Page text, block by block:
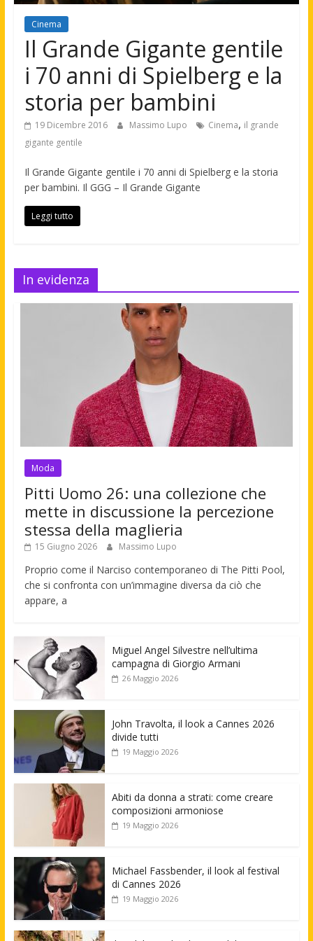
Cinema
Il Grande Gigante gentile
i 70 anni di Spielberg e la
storia per bambini
19 Dicembre 2016 Massimo Lupo Cinema, il grande
gigante gentile
Il Grande Gigante gentile i 70 anni di Spielberg e la storia
per bambini. Il GGG – Il Grande Gigante
Leggi tutto
In evidenza
Moda
Pitti Uomo 26: una collezione che
mette in discussione la percezione
stessa della maglieria
15 Giugno 2026 Massimo Lupo
Proprio come il Narciso contemporaneo di The Pitti Pool,
che si confronta con un’immagine diversa da ciò che
appare, a
Miguel Angel Silvestre nell’ultima
campagna di Giorgio Armani
26 Maggio 2026
John Travolta, il look a Cannes 2026
divide tutti
19 Maggio 2026
Abiti da donna a strati: come creare
composizioni armoniose
19 Maggio 2026
Michael Fassbender, il look al festival
di Cannes 2026
19 Maggio 2026